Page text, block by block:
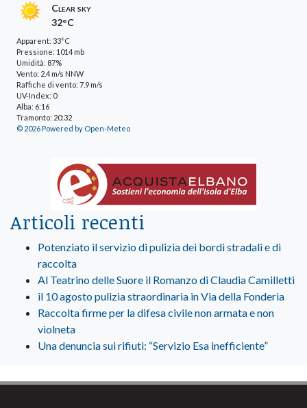
Clear sky
32°C
Apparent: 33°C
Pressione: 1014 mb
Umidità: 87%
Vento: 2.4 m/s NNW
Raffiche di vento: 7.9 m/s
UV-Index: 0
Alba: 6:16
Tramonto: 20:32
© 2026 Powered by Open-Meteo
Articoli recenti
Potenziato il servizio di pulizia dei bordi stradali e di
raccolta
Al Teatrino delle Suore il Romanzo di Claudia Camilletti
il 10 agosto pulizia straordinaria in Via della Fonderia
Raccolta firme per la difesa civile non armata e non
violneta
Una denuncia sui rifiuti: “Servizio Esa inefficiente”